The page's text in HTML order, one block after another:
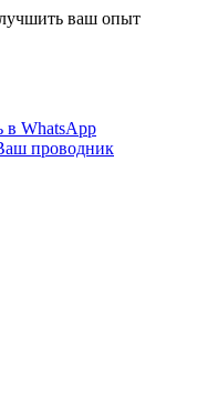
ваш опыт
проводник